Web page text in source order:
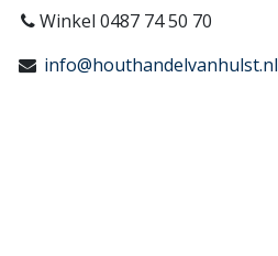
Winkel 0487 74 50 70
info@houthandelvanhulst.nl